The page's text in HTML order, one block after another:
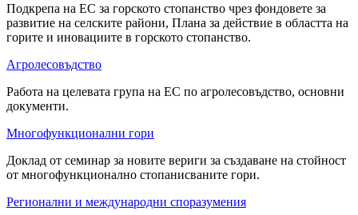
Подкрепа на ЕС за горското стопанство чрез фондовете за
развитие на селските райони, Плана за действие в областта на
горите и иновациите в горското стопанство.
Агролесовъдство
Работа на целевата група на ЕС по агролесовъдство, основни
документи.
Многофункционални гори
Доклад от семинар за новите вериги за създаване на стойност
от многофункционално стопанисваните гори.
Регионални и международни споразумения